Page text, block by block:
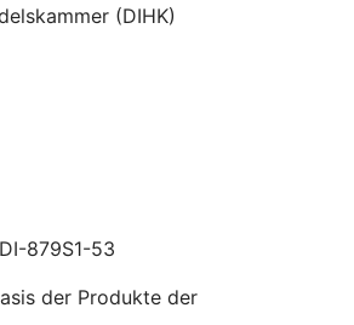
(DIHK)
879S1-53
der Produkte der